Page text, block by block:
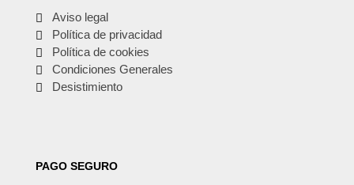
Aviso legal
Política de privacidad
Política de cookies
Condiciones Generales
Desistimiento
PAGO SEGURO